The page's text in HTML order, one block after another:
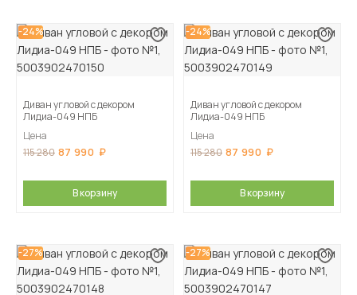
-24%
Диван угловой с декором
Лидиа-049 НПБ
Цена
115 280 87 990
В корзину
-24%
Диван угловой с декором
Лидиа-049 НПБ
Цена
115 280 87 990
В корзину
-27% -27%